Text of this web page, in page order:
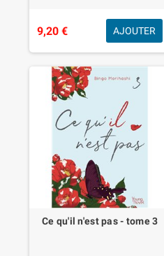
9,20 € AJOUTER
Ce qu'il n'est pas - tome 3